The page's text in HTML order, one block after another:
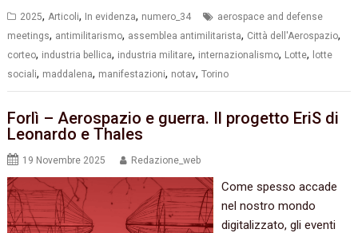
2025,Articoli, In evidenza, numero_34
aerospace and defense
meetings, antimilitarismo, assemblea antimilitarista, Città dell'Aerospazio,
corteo, industria bellica, industria militare, internazionalismo, Lotte,
lotte
sociali, maddalena, manifestazioni, notav,Torino
Forlì – Aerospazio e guerra. Il progetto EriS di
Leonardo e Thales
19 Novembre 2025 Redazione_web
Come spesso accade
nel nostro mondo
digitalizzato, gli eventi